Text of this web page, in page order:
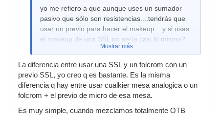
yo me refiero a que aunque uses un sumador
pasivo que sólo son resistencias....tendrás que
usar un previo para hacer el makeup....y si usas
el makeup de una SSL no sería casi lo mismo?
Mostrar más
La diferencia entre usar una SSL y un folcrom con un
previo SSL, yo creo q es bastante. Es la misma
diferencia q hay entre usar cualkier mesa analogica o un
folcrom + el previo de micro de esa mesa.
Es muy simple, cuando mezclamos totalmente OTB